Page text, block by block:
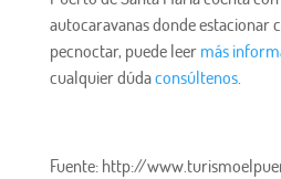
autocaravanas donde estacionar
pecnoctar, puede leer más
cualquier dúdaconsúltenos.
Fuente: http://